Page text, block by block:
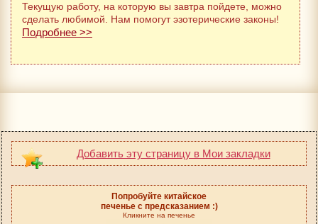
Текущую работу, на которую вы завтра пойдете, можно
сделать любимой. Нам помогут эзотерические законы!
Подробнее >>
Добавить эту страницу в Мои закладки
Попробуйте китайское
печенье с предсказанием :)
Кликните на печенье